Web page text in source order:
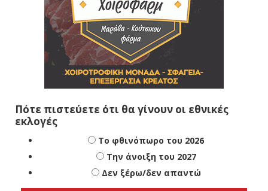
Πότε πιστεύετε ότι θα γίνουν οι εθνικές
εκλογές